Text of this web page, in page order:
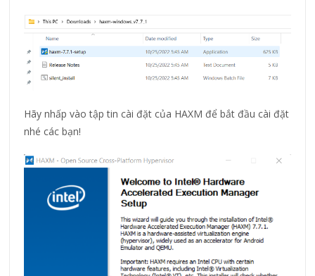
Hãy nhấp vào tập tin cài đặt của HAXM để bắt đầu cài đặt
nhé các bạn!